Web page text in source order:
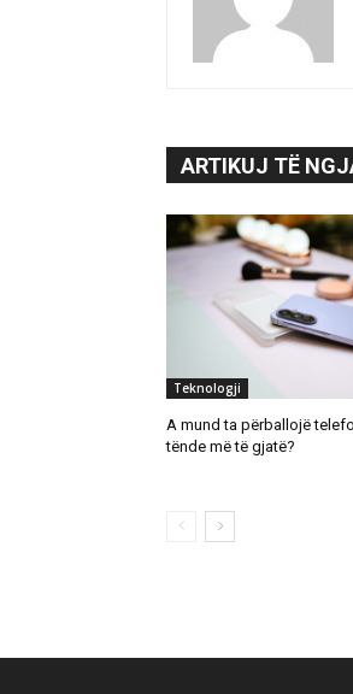
ARTIKUJ TË
Teknologji
A mund ta përballojë
tënde më të gjatë?